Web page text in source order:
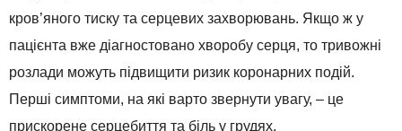
кров’яного тиску та серцевих захворювань. Якщо ж у
пацієнта вже діагностовано хворобу серця, то тривожні
розлади можуть підвищити ризик коронарних подій.
Перші симптоми, на які варто звернути увагу, – це
прискорене серцебиття та біль у грудях.